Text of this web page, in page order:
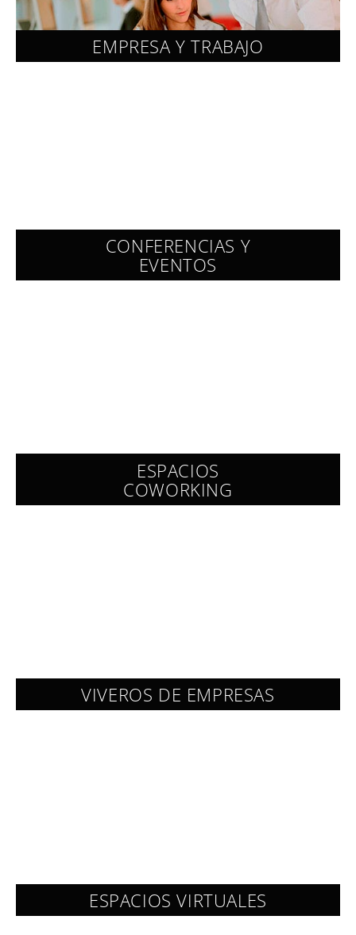
EMPRESA Y TRABAJO
CONFERENCIAS Y
EVENTOS
ESPACIOS
COWORKING
VIVEROS DE EMPRESAS
ESPACIOS VIRTUALES